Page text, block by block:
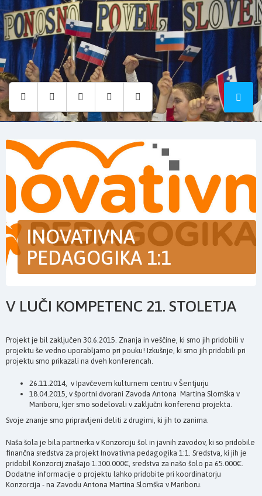
Osnovna
šola
Hruševec
INOVATIVNA
PEDAGOGIKA 1:1
V LUČI KOMPETENC 21. STOLETJA
Projekt je bil zaključen 30.6.2015. Znanja in veščine, ki smo jih pridobili v
projektu še vedno uporabljamo pri pouku! Izkušnje, ki smo jih pridobili pri
projektu smo prikazali na dveh konferencah.
26.11.2014, v Ipavčevem kulturnem centru v Šentjurju
18.04.2015, v športni dvorani Zavoda Antona Martina Slomška v
Mariboru, kjer smo sodelovali v zaključni konferenci projekta.
Svoje znanje smo pripravljeni deliti z drugimi, ki jih to zanima.
Naša šola je bila partnerka v Konzorciju šol in javnih zavodov, ki so pridobile
finančna sredstva za projekt Inovativna pedagogika 1:1. Sredstva, ki jih je
pridobil Konzorcij znašajo 1.300.000€, sredstva za našo šolo pa 65.000€.
Dodatne informacije o projektu lahko pridobite pri koordinatorju
Konzorcija - na Zavodu Antona Martina Slomška v Mariboru.